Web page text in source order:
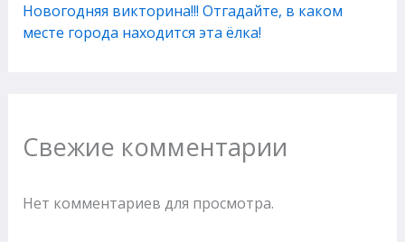
Новогодняя викторина!!! Отгадайте, в каком
месте города находится эта ёлка!
Свежие комментарии
Нет комментариев для просмотра.